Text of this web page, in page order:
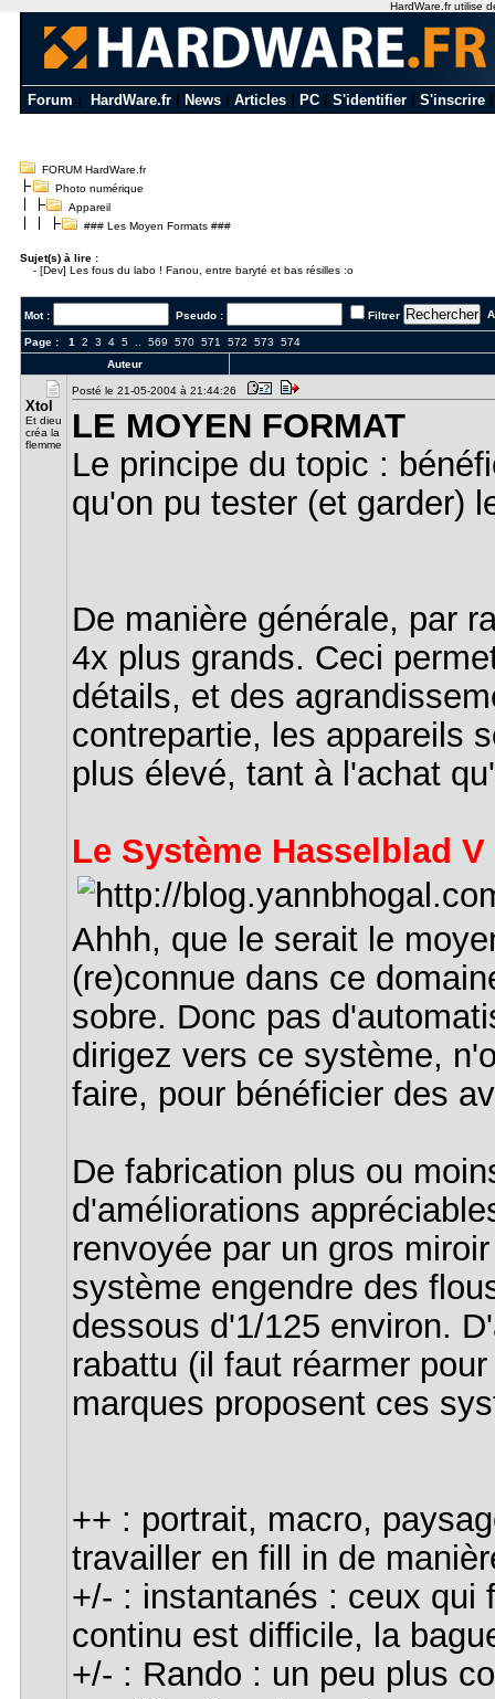
Forum HardWare.fr News Articles PC S'identifier S'inscrire
FORUM HardWare.fr
Photo numérique
Appareil
### Les Moyen Formats ###
Sujet(s) à lire :
- [Dev] Les fous du labo ! Fanou, entre baryté et bas résilles :o
Mot : Pseudo : Filtrer
Page : 1 2 3 4 5.. 569 570 571 572 573
574
Auteur
Xtol
Et dieu
créa la
flemme
Posté le 21-05-2004 à 21:44:26
LE MOYEN FORMAT
Le principe du topic :
qu'on pu tester (et garder)
De manière générale, par
4x plus grands. Ceci
détails, et des
contrepartie, les appareils
plus élevé, tant à l'achat
Le Système Hasselblad V
Ahhh, que le serait le
(re)connue dans ce
sobre. Donc pas
dirigez vers ce système,
faire, pour bénéficier des
De fabrication plus ou
d'améliorations
renvoyée par un gros
système engendre des
dessous d'1/125 environ.
rabattu (il faut réarmer
marques proposent ces
++ : portrait, macro,
travailler en fill in de
+/- : instantanés : ceux qui
continu est difficile, la
+/- : Rando : un peu plus
HardWare.fr utilise